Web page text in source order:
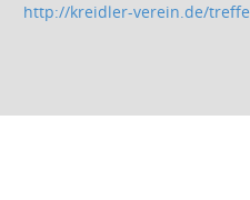
http://kreidler-verein.de/